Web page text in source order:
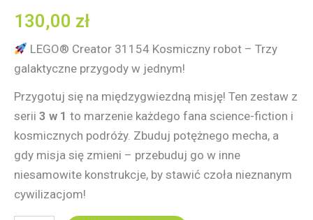
130,00 zł
LEGO® Creator 31154 Kosmiczny robot – Trzy
galaktyczne przygody w jednym!
Przygotuj się na międzygwiezdną misję! Ten zestaw z
serii 3 w 1 to marzenie każdego fana science-fiction i
kosmicznych podróży. Zbuduj potężnego mecha, a
gdy misja się zmieni – przebuduj go w inne
niesamowite konstrukcje, by stawić czoła nieznanym
cywilizacjom!